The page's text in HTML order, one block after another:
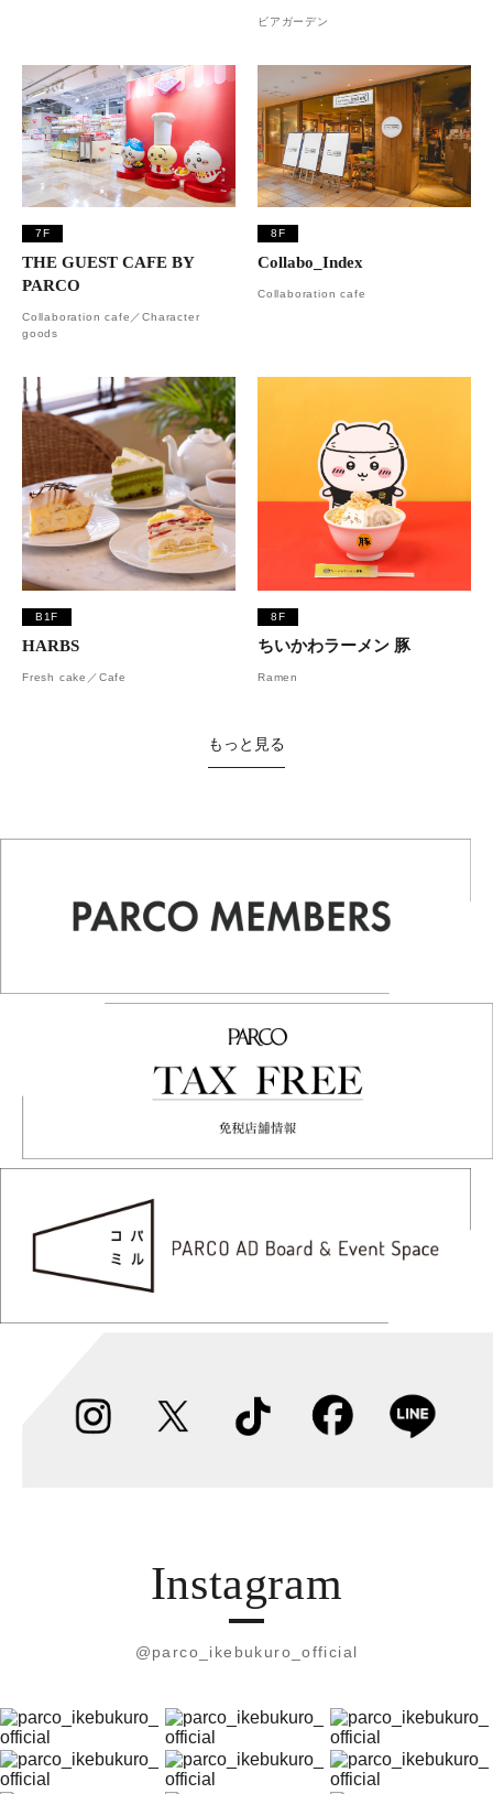
ビアガーデン
7F
THE GUEST CAFE BY
PARCO
Collaboration cafe／Character
goods
8F
Collabo_Index
Collaboration cafe
B1F
HARBS
Fresh cake／Cafe
8F
ちいかわラーメン 豚
Ramen
もっと見る
Instagram
@parco_ikebukuro_official